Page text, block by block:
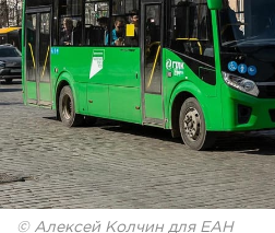
© Алексей Колчин для ЕАН